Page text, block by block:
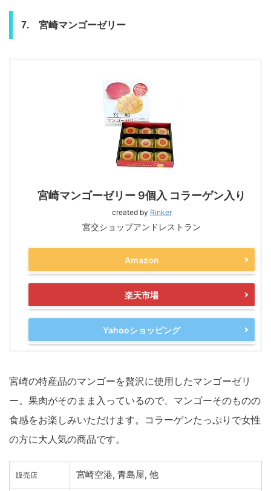
7. 宮崎マンゴーゼリー
宮崎マンゴーゼリー 9個入 コラーゲン入り
created by Rinker
宮交ショップアンドレストラン
Amazon
楽天市場
Yahooショッピング
宮崎の特産品のマンゴーを贅沢に使用したマンゴーゼリ
ー。果肉がそのまま入っているので、マンゴーそのものの
食感をお楽しみいただけます。コラーゲンたっぷりで女性
の方に大人気の商品です。
販売店 宮崎空港, 青島屋, 他